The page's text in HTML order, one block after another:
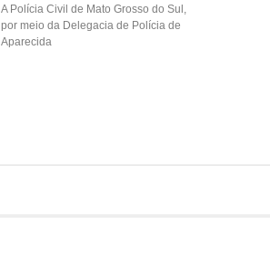
A Polícia Civil de Mato Grosso do Sul,
por meio da Delegacia de Polícia de
Aparecida